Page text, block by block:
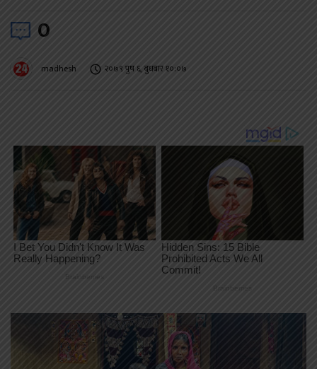
0
madhesh २०७९ पुष ६, बुधबार १०:०७